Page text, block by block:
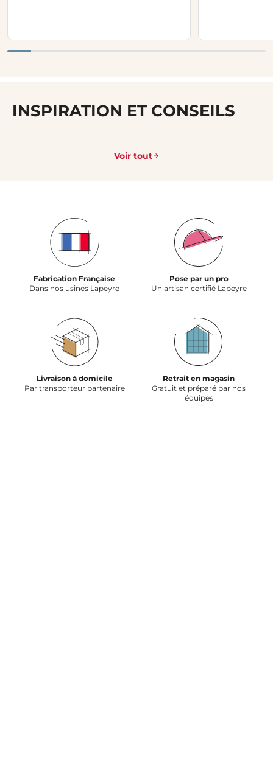
INSPIRATION ET CONSEILS
Voir tout
Fabrication Française
Dans nos usines Lapeyre
Pose par un pro
Un artisan certifié Lapeyre
Livraison à domicile
Par transporteur partenaire
Retrait en magasin
Gratuit et préparé par nos
équipes